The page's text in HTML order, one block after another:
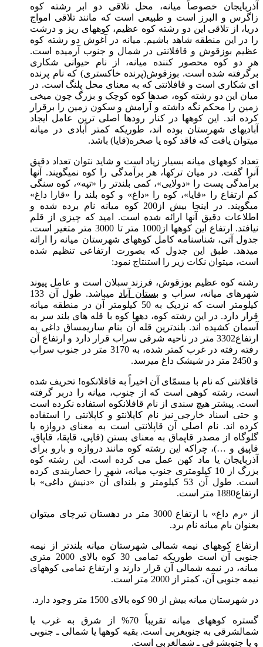
خصوصاً میانه، محل تلاقی دو ابر رشته کوه
و البرز است و طبیعی است که مانند تلاقی امواج
از تلاقی این دو رشته کوه عظیم، کوههای ریز و درشت
این منطقه شاهد باشیم. میانه در آغوش دو رشته کوه
بوزقوش و قافلانتی در شمال و جنوب آرمیده است.
کوه محصور کننده میانه، از نام حیوانی شکاری
شده است. بوزقوش(پرنده خاکستری) که نام پرنده
است و قافلانتی که به معنای محل پلنگ است. در
این دو رشته کوه، صدها کوه کوچک و بزرگ چون میخی
را محکم نگه داشته و آرامش و سکون زمین را برقرار
اند. این کوهها در کنار رودها اصلی ترین عامل ایجاد
شهرستان بوده اند، طوریکه کمتر آبادی در میانه
یافت که فاقد کوه یا صخره(قایا) باشد.
کوههای میانه بسیار زیاد است و شاید نتوان تعداد دقیق
گفت. در میان ترکها، هر برآمدگی را کوه نمیگویند. آنها
پست را «دولایی»، کمی بلندتر را «تپه»، کوه سنگی
را «قایا»، کوه را «داغ» و کوه بلند را «قارا داغ»
میگویند. در اینجا بیش از200 کوه میانه نام برده شده و
دقیق آنها ارائه شده است. امید که چیزی از قلم
نیافتد. ارتفاع این کوهها از1000 متر تا 3000 متر متغیر است.
آتی، شناسنامه کامل کوههای شهرستان میانه را ارائه
طبق این جدول که بصورت ارتفاعی تنظیم شده
میتوان نکات زیر را استنتاج نمود:
کوه عظیم بوزقوش، فرزند سبلان است و عامل پیوند
میانه، سراب وبستان آباد
میباشد. طول آن 133
کیلومتر است که نزدیک به 50 کیلومتر آن در منطقه میانه
دارد. در این رشته کوه، دهها کوه با قله های بلند سر به
کشیده اند. بلندترین قله آن بنام ساریمساق داغی به
ارتفاع3302 متر در ناحیه شرقی سراب قرار دارد و ارتفاع آن
رفته رفته در غرب کمتر شده، به 3170 متر در جنوب سراب
که نام با مسمّای آن اخیراً به قافلانکوه! تحریف شده
رشته کوهی است که از جنوب، میانه را دربر گرفته
پیشتر هیچ سندی از نام قافلانکوه استفاده نکرده است
اسناد خارجی نیز نام کاپلانتو و کاپلانتی را استفاده
اند. نام اصلی آن قاپلانتی است به معنای دروازه یا
از مصدر قاپماق به معنای بستن (قاپی، قاپقا، قاپاق،
و …)، چراکه این رشته کوه مانند دروازه و بارو برای
یا ماد کهن عمل می کرده است. این رشته کوه
بزرگ از 10 کیلومتری جنوب میانه، شهر را حصاربندی کرده
است. طول آن 53 کیلومتر و بلندای آن «دنیش داغی» با
است.
از «رم داغ» با ارتفاع 3000 متر در دهستان تیرچای میتوان
بام میانه نام برد.
کوههای نیمه شمالی شهرستان میانه بلندتر از نیمه
جنوبی آن است طوریکه تمامی 30 کوه بالای 2000 متری
در نیمه شمالی آن قرار دارند و ارتفاع تمامی کوههای
آن، کمتر از 2000 متر است.
میانه بیش از 90 کوه بالای 1500 متر وجود دارد.
گستره کوههای میانه تقریباً 70% از شرق به غرب یا
به جنوبغربی است. بقیه کوهها یا شمالی ـ جنوبی
جنوبشرقی ـ شمالغربی است.